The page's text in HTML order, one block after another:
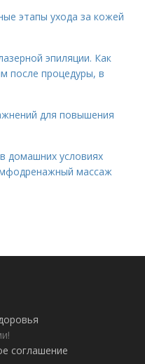
этапы ухода за кожей
эпиляции. Как
после процедуры, в
для повышения
домашних условиях
массаж
соглашение